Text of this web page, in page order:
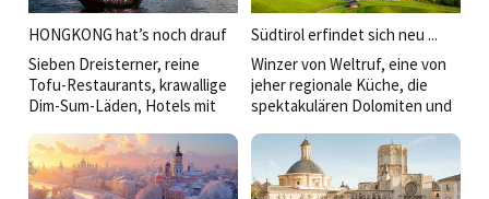
HONGKONG hat’s noch drauf
Sieben Dreisterner, reine
Tofu-Restaurants, krawallige
Dim-Sum-Läden, Hotels mit
Feinsten, eine Bimmelbahn,
eine Riesenrolltreppe, alte
Seebären auf uralten Fähren.
Südtirol erfindet sich neu ...
Winzer von Weltruf, eine von
jeher regionale Küche, die
spektakulären Dolomiten und
Generation, die sich gerne auf
Neues einlässt und noch lieber
im Team arbeitet, zeichnen